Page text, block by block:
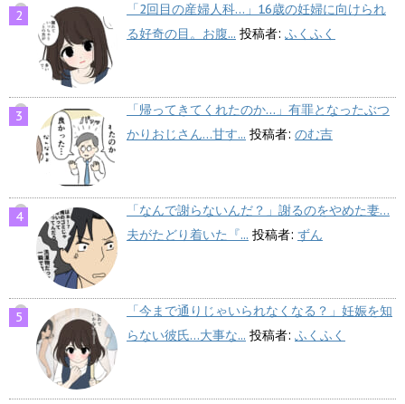
「2回目の産婦人科…」16歳の妊婦に向けられ
る好奇の目。お腹... 投稿者: ふくふく
「帰ってきてくれたのか…」有罪となったぶつ
かりおじさん…甘す... 投稿者: のむ吉
「なんで謝らないんだ？」謝るのをやめた妻…
夫がたどり着いた『... 投稿者: ずん
「今まで通りじゃいられなくなる？」妊娠を知
らない彼氏…大事な... 投稿者: ふくふく